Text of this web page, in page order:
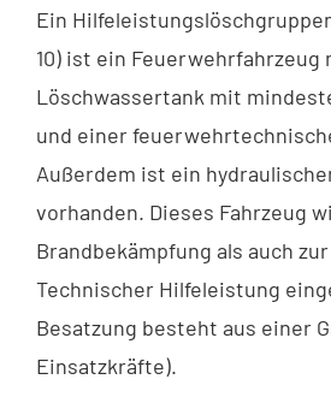
Ein
10) ist ein Feuerwehrfahrzeug
Löschwassertank mit
und einer
Außerdem ist ein
vorhanden. Dieses Fahrzeug
Brandbekämpfung als auch
Technischer Hilfeleistung
Besatzung besteht aus einer
Einsatzkräfte).